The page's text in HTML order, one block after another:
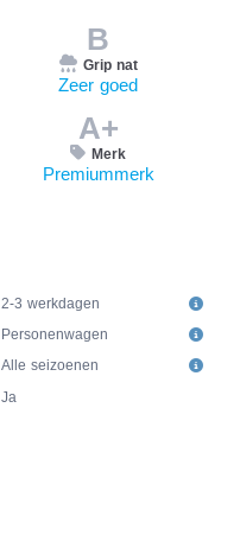
B
Grip nat
Zeer goed
A+
Merk
Premiummerk
2-3 werkdagen
Personenwagen
Alle seizoenen
Ja